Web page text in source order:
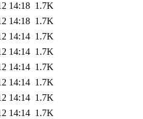
14:18 1.7K
14:18 1.7K
14:14 1.7K
14:14 1.7K
14:14 1.7K
14:14 1.7K
14:14 1.7K
14:14 1.7K